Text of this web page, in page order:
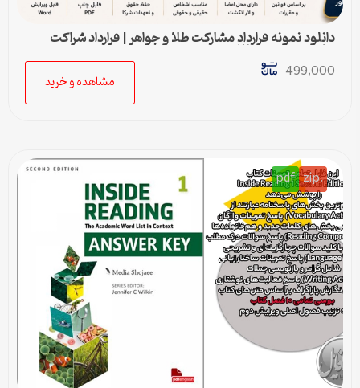
دانلود نمونه قرارداد مشارکت طلا و جواهر | قرارداد شراکت
ساخت و فروش طلا
499,000
مشاهده و خرید
.zip
pdf